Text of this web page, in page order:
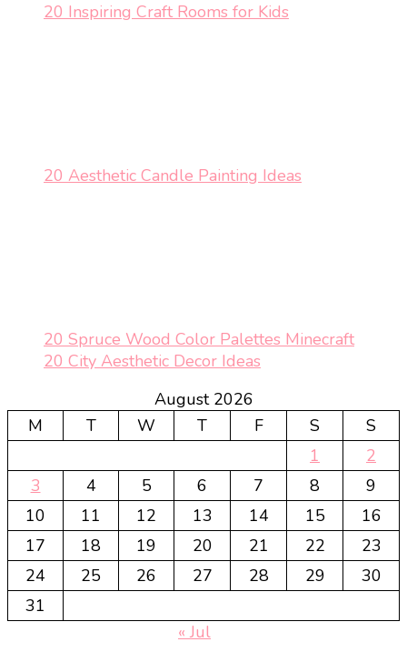
20 Inspiring Craft Rooms for Kids
20 Aesthetic Candle Painting Ideas
20 Spruce Wood Color Palettes Minecraft
20 City Aesthetic Decor Ideas
August 2026
M
T W T F S
S
1
2
3
4 5 6 7 8
9
10
11 12 13 14 15
16
17
18 19 20 21 22
23
24
25 26 27 28 29
30
31
« Jul